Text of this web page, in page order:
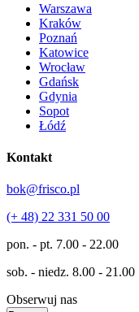
Warszawa
Kraków
Poznań
Katowice
Wrocław
Gdańsk
Gdynia
Sopot
Łódź
Kontakt
bok@frisco.pl
(+ 48) 22 331 50 00
pon. - pt. 7.00 - 22.00
sob. - niedz. 8.00 - 21.00
Obserwuj nas